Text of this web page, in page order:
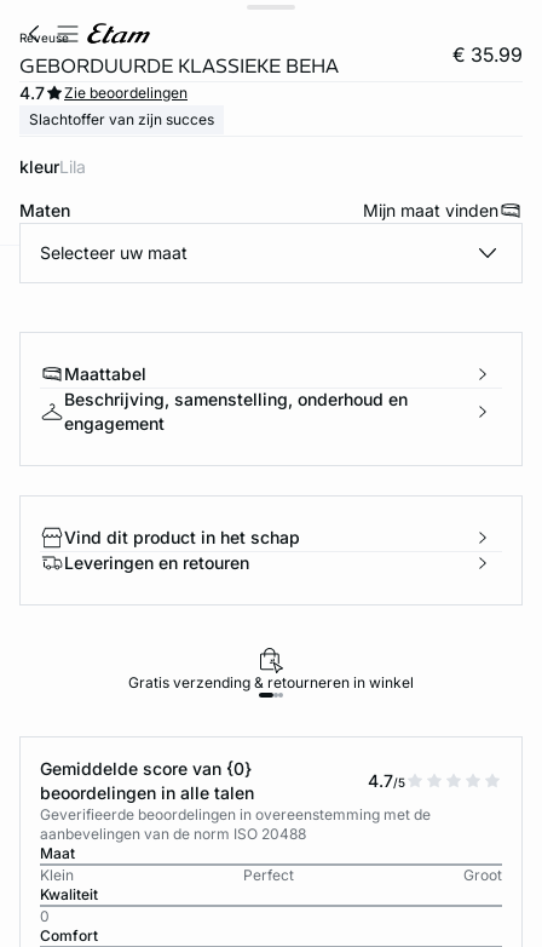
reveuse
GEBORDUURDE KLASSIEKE BEHA € 35.99
4.7
Zie beoordelingen
Slachtoffer van zijn succes
kleur lila
Maten Mijn maat vinden
Selecteer uw maat
Maattabel
Beschrijving, samenstelling, onderhoud en
engagement
Vind dit product in het schap
Leveringen en retouren
Gratis verzending & retourneren in winkel
Gemiddelde score van {0}
beoordelingen in alle talen
4.7/5
Geverifieerde beoordelingen in overeenstemming met de
aanbevelingen van de norm ISO 20488
Maat
Klein
Perfect
Groot
Kwaliteit
0
Comfort